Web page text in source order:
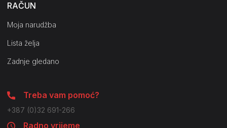
RAČUN
Moja narudžba
Lista želja
Zadnje gledano
Treba vam pomoć?
+387 (0)32 691-266
Radno vrijeme